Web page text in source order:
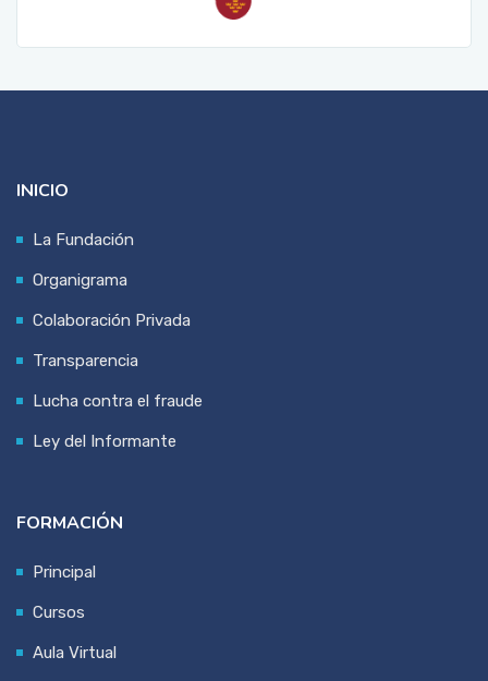
INICIO
La Fundación
Organigrama
Colaboración Privada
Transparencia
Lucha contra el fraude
Ley del Informante
FORMACIÓN
Principal
Cursos
Aula Virtual